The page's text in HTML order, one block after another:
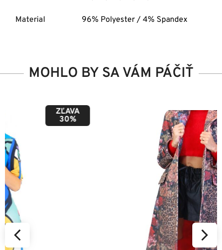
Material 96% Polyester / 4% Spandex
MOHLO BY SA VÁM PÁČIŤ
ZĽAVA
50%